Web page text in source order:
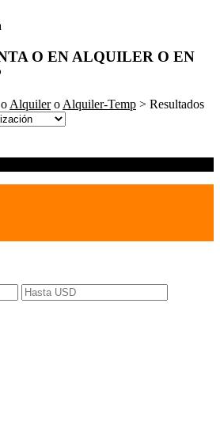
O EN ALQUILER O EN
oAlquileroAlquiler-Temp > Resultados